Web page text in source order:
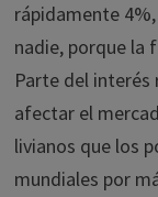
rápidamente
nadie, porque la
Parte del interés
afectar el
livianos que los
mundiales por